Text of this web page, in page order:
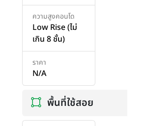
ความสูงคอนโด
Low Rise (ไม่
เกิน 8 ชั้น)
ราคา
N/A
พื้นที่ใช้สอย